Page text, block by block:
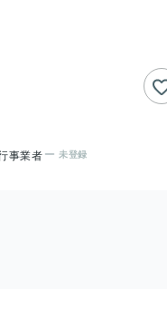
事業者 未登録